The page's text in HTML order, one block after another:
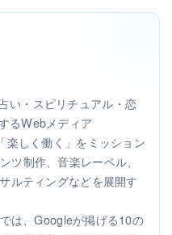
い・スピリチュアル・恋
るWebメディア
楽しく働く」をミッション
ツ制作、音楽レーベル、
ルティングなどを展開す
は、Googleが掲げる10の